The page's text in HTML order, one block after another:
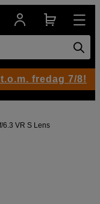
6.3 VR S Lens
fredag 7/8!